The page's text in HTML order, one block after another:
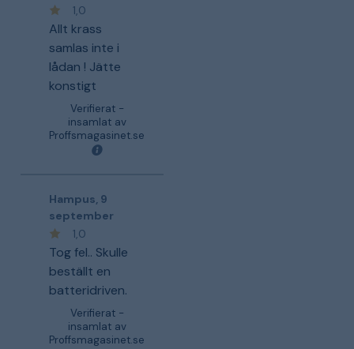
1,0
Allt krass
samlas inte i
lådan ! Jätte
konstigt
Verifierat -
insamlat av
Proffsmagasinet.se
Hampus 9
september
1,0
Tog fel.. Skulle
beställt en
batteridriven.
Verifierat -
insamlat av
Proffsmagasinet.se